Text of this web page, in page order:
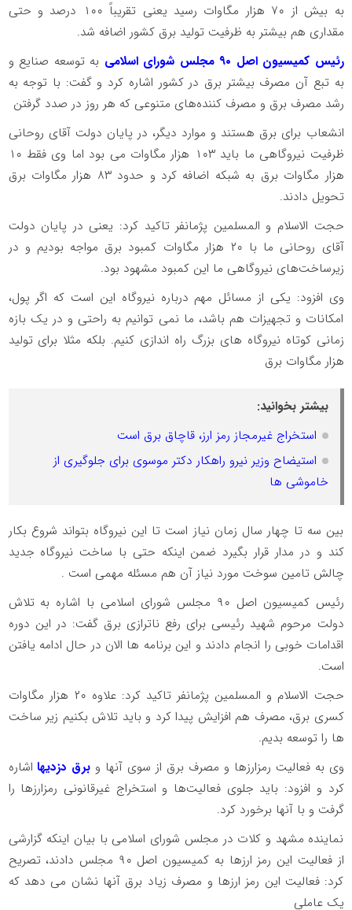
به بیش از ۷۰ هزار مگاوات رسید یعنی تقریباً ۱۰۰ درصد و حتی
مقداری هم بیشتر به ظرفیت تولید برق کشور اضافه شد.
رئیس کمیسیون اصل ۹۰ مجلس شورای اسلامی
به توسعه صنایع و
به تبع آن مصرف بیشتر برق در کشور اشاره کرد و گفت: با توجه به
رشد مصرف برق و مصرف کننده‌های متنوعی که هر روز در صدد گرفتن
انشعاب برای برق هستند و موارد دیگر، در پایان دولت آقای روحانی
ظرفیت نیروگاهی ما باید ۱۰۳ هزار مگاوات می بود اما وی فقط ۱۰
هزار مگاوات برق به شبکه اضافه کرد و حدود ۸۳ هزار مگاوات برق
تحویل دادند.
حجت الاسلام و المسلمین پژمانفر تاکید کرد: یعنی در پایان دولت
آقای روحانی ما با ۲۰ هزار مگاوات کمبود برق مواجه بودیم و در
زیرساخت‌های نیروگاهی ما این کمبود مشهود بود.
وی افزود: یکی از مسائل مهم درباره نیروگاه این است که اگر پول،
امکانات و تجهیزات هم باشد، ما نمی توانیم به راحتی و در یک بازه
زمانی کوتاه نیروگاه های بزرگ راه اندازی کنیم. بلکه مثلا برای تولید
هزار مگاوات برق
بیشتر بخوانید:
استخراج غیرمجاز رمز ارز، قاچاق برق است
استیضاح وزیر نیرو راهکار دکتر موسوی برای جلوگیری از
خاموشی ها
بین سه تا چهار سال زمان نیاز است تا این نیروگاه بتواند شروع بکار
کند و در مدار قرار بگیرد ضمن اینکه حتی با ساخت نیروگاه جدید
چالش تامین سوخت مورد نیاز آن هم مسئله مهمی است .
رئیس کمیسیون اصل ۹۰ مجلس شورای اسلامی با اشاره به تلاش
دولت مرحوم شهید رئیسی برای رفع ناترازی برق گفت: در این دوره
اقدامات خوبی را انجام دادند و این برنامه ها الان در حال ادامه یافتن
است.
حجت الاسلام و المسلمین پژمانفر تاکید کرد: علاوه ۲۰ هزار مگاوات
کسری برق، مصرف هم افزایش پیدا کرد و باید تلاش بکنیم زیر ساخت
ها را توسعه بدیم.
وی به فعالیت رمزارزها و مصرف برق از سوی آنها و برق دزدیهااشاره
کرد و افزود: باید جلوی فعالیت‌ها و استخراج غیرقانونی رمزارزها را
گرفت و با آنها برخورد کرد.
نماینده مشهد و کلات در مجلس شورای اسلامی با بیان اینکه گزارشی
از فعالیت این رمز ارزها به کمیسیون اصل ۹۰ مجلس دادند، تصریح
کرد: فعالیت این رمز ارزها و مصرف زیاد برق آنها نشان می دهد که
یک عاملی